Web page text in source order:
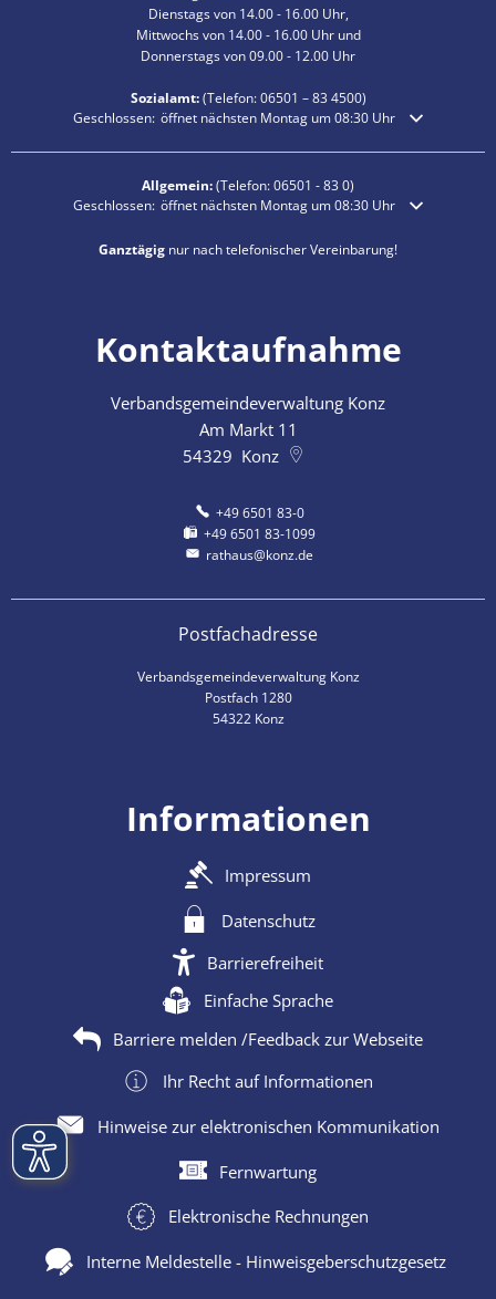
Dienstags von 14.00 - 16.00 Uhr,
Mittwochs von 14.00 - 16.00 Uhr und
Donnerstags von 09.00 - 12.00 Uhr
Sozialamt:(Telefon:06501 – 834500)
Klicken, um weitere Öffnungs- oder Schließzeiten auszublenden
Geschlossen: öffnet nächsten Montag um 08:30 Uhr
Allgemein:(Telefon:06501 - 83 0)
Klicken, um weitere Öffnungs- oder Schließzeiten auszublenden
Geschlossen: öffnet nächsten Montag um 08:30 Uhr
Ganztägig nur nach telefonischer Vereinbarung!
Kontaktaufnahme
Verbandsgemeindeverwaltung Konz
Am Markt 11
54329 Konz
+49 6501 83-0
+49 6501 83-1099
rathaus@konz.de
Postfachadresse
Verbandsgemeindeverwaltung Konz
Postfach 1280
54322 Konz
Informationen
Impressum
Datenschutz
Barrierefreiheit
Einfache Sprache
Barriere melden /Feedback zur Webseite
Ihr Recht auf Informationen
Hinweise zur elektronischen Kommunikation
Fernwartung
Elektronische Rechnungen
Interne Meldestelle - Hinweisgeberschutzgesetz